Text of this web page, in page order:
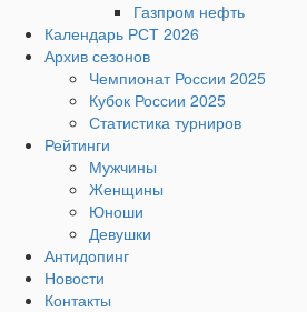
Газпром нефть
Календарь РСТ 2026
Архив сезонов
Чемпионат России 2025
Кубок России 2025
Статистика турниров
Рейтинги
Мужчины
Женщины
Юноши
Девушки
Антидопинг
Новости
Контакты